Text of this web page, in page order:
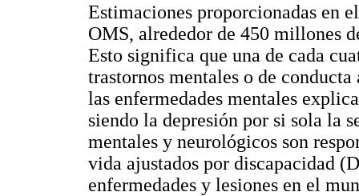
Estimaciones proporcionadas en
OMS, alrededor de 450 millones
Esto significa que una de cada
trastornos mentales o de
las enfermedades mentales
siendo la depresión por si sola la
mentales y neurológicos son
vida ajustados por discapacidad
enfermedades y lesiones en el